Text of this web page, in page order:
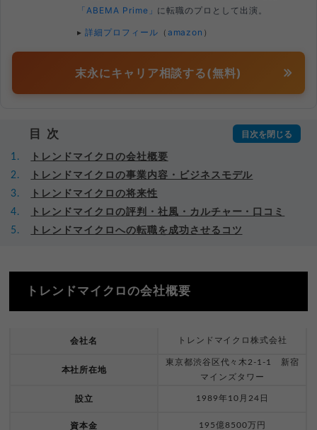
「ABEMA Prime」 に転職のプロとして出演。
▸ 詳細プロフィール （ amazon ）
末永にキャリア相談する(無料)
目次
トレンドマイクロの会社概要
トレンドマイクロの事業内容・ビジネスモデル
トレンドマイクロの将来性
トレンドマイクロの評判・社風・カルチャー・口コミ
トレンドマイクロへの転職を成功させるコツ
トレンドマイクロの会社概要
会社名 トレンドマイクロ株式会社
本社所在地
東京都渋谷区代々木2-1-1 新宿
マインズタワー
設立 1989年10月24日
資本金 195億8500万円